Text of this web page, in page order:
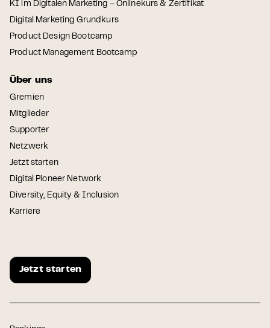
KI im Digitalen Marketing – Onlinekurs & Zertifikat
Digital Marketing Grundkurs
Product Design Bootcamp
Product Management Bootcamp
Über uns
Gremien
Mitglieder
Supporter
Netzwerk
Jetzt starten
Digital Pioneer Network
Diversity, Equity & Inclusion
Karriere
Jetzt starten